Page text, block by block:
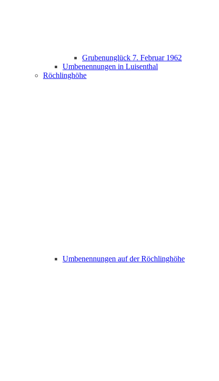
Grubenunglück 7. Februar 1962
Umbenennungen in Luisenthal
Röchlinghöhe
Umbenennungen auf der Röchlinghöhe